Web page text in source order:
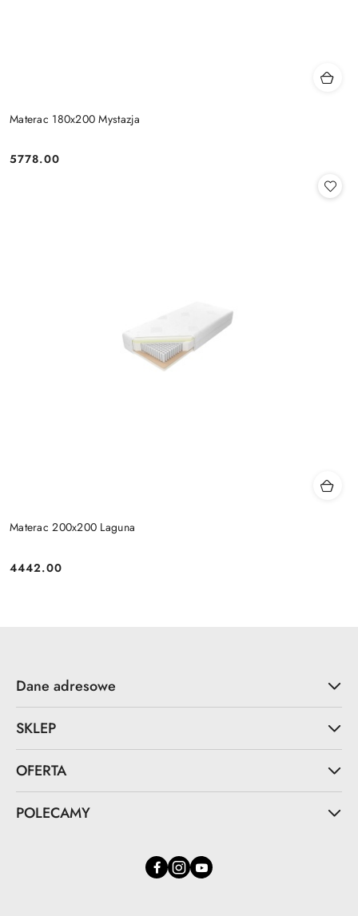
Materac 180x200 Mystazja
Cena:
5778.00
Materac 200x200 Laguna
Cena:
4442.00
Dane adresowe
SKLEP
OFERTA
POLECAMY